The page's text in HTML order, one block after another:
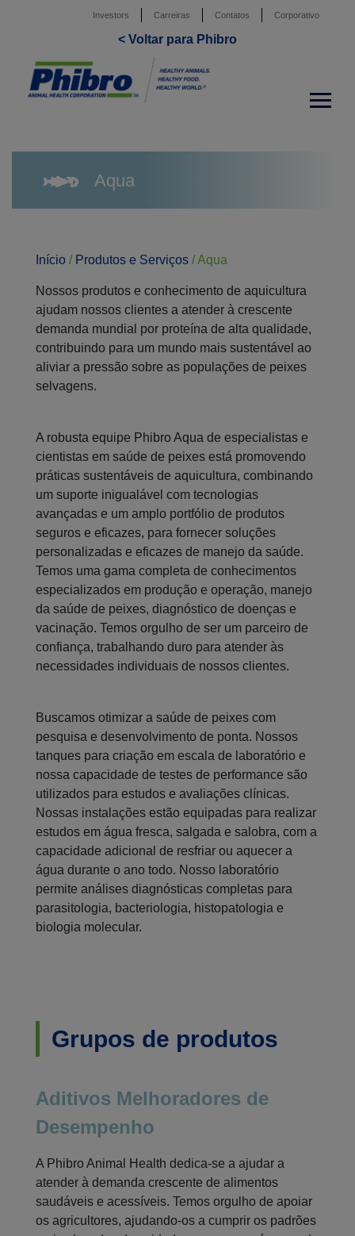
Investors Carreiras Contatos Corporativo
< Voltar para Phibro
Aqua
Início / Produtos e Serviços /Aqua
Nossos produtos e conhecimento de aquicultura
ajudam nossos clientes a atender à crescente
demanda mundial por proteína de alta qualidade,
contribuindo para um mundo mais sustentável ao
aliviar a pressão sobre as populações de peixes
selvagens.
A robusta equipe Phibro Aqua de especialistas e
cientistas em saúde de peixes está promovendo
práticas sustentáveis de aquicultura, combinando
um suporte inigualável com tecnologias
avançadas e um amplo portfólio de produtos
seguros e eficazes, para fornecer soluções
personalizadas e eficazes de manejo da saúde.
Temos uma gama completa de conhecimentos
especializados em produção e operação, manejo
da saúde de peixes, diagnóstico de doenças e
vacinação. Temos orgulho de ser um parceiro de
confiança, trabalhando duro para atender às
necessidades individuais de nossos clientes.
Buscamos otimizar a saúde de peixes com
pesquisa e desenvolvimento de ponta. Nossos
tanques para criação em escala de laboratório e
nossa capacidade de testes de performance são
utilizados para estudos e avaliações clínicas.
Nossas instalações estão equipadas para realizar
estudos em água fresca, salgada e salobra, com a
capacidade adicional de resfriar ou aquecer a
água durante o ano todo. Nosso laboratório
permite análises diagnósticas completas para
parasitologia, bacteriologia, histopatologia e
biologia molecular.
Grupos de produtos
Aditivos Melhoradores de
Desempenho
A Phibro Animal Health dedica-se a ajudar a
atender à demanda crescente de alimentos
saudáveis e acessíveis. Temos orgulho de apoiar
os agricultores, ajudando-os a cumprir os padrões